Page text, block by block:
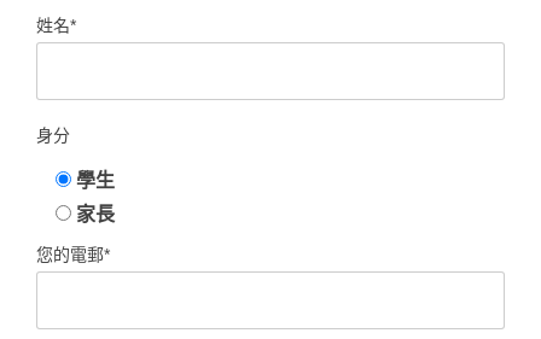
姓名*
身分
學生
家長
您的電郵*